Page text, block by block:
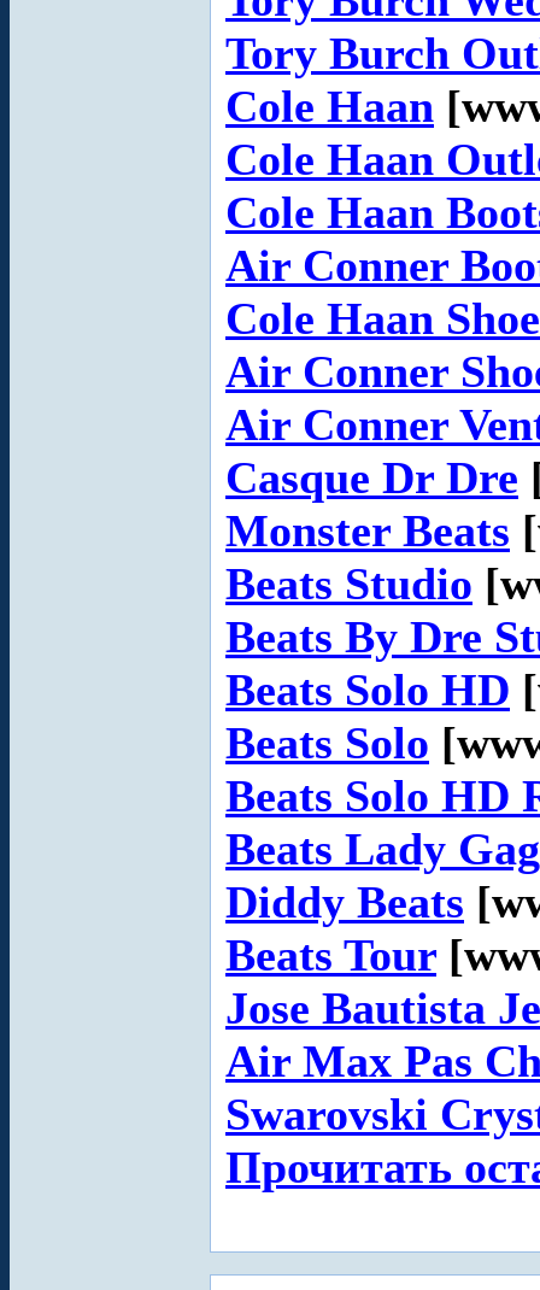
Tory Burch
Cole Haan
Cole Haan
Cole Haan
Air Conner
Cole Haan
Air Conner
Air Conner
Casque Dr Dre
Monster Beats
Beats Studio
Beats By Dre
Beats Solo HD
Beats Solo
Beats Solo HD
Beats Lady
Diddy Beats
Beats Tour
Jose Bautista
Air Max Pas
Swarovski
Прочитать